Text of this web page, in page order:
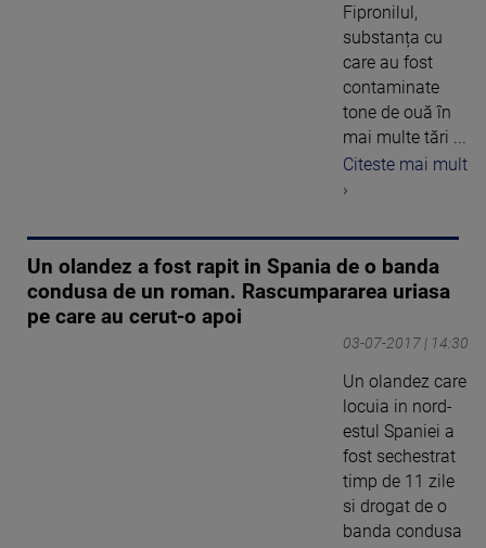
Fipronilul,
substanța cu
care au fost
contaminate
tone de ouă în
mai multe tări ...
Citeste mai mult
›
Un olandez a fost rapit in Spania de o banda
condusa de un roman. Rascumpararea uriasa
pe care au cerut-o apoi
03-07-2017 | 14:30
Un olandez care
locuia in nord-
estul Spaniei a
fost sechestrat
timp de 11 zile
si drogat de o
banda condusa